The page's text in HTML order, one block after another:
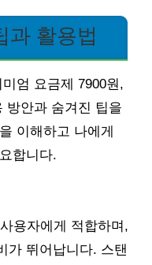
과 활용법
엄 요금제 7900원,
방안과 숨겨진 팁을
이해하고 나에게
합니다.
용자에게 적합하며,
가 뛰어납니다. 스탠